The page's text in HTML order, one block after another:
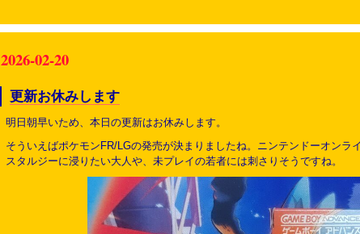
2026-02-20
更新お休みします
明日朝早いため、本日の更新はお休みします。
そういえばポケモンFR/LGの発売が決まりましたね。ニンテンドーオン
スタルジーに浸りたい大人や、未プレイの若者には刺さりそうですね。